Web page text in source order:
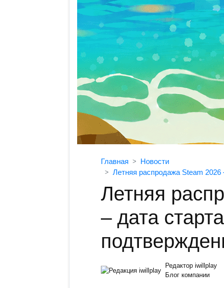
Главная
Новости
Летняя распродажа Steam 2026
Летняя
– дата
Редактор iwillplay
Блог компании